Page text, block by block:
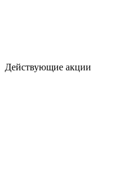
Действующие акции